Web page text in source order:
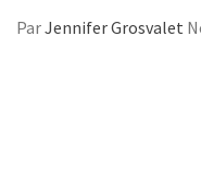
ParJennifer Grosvalet